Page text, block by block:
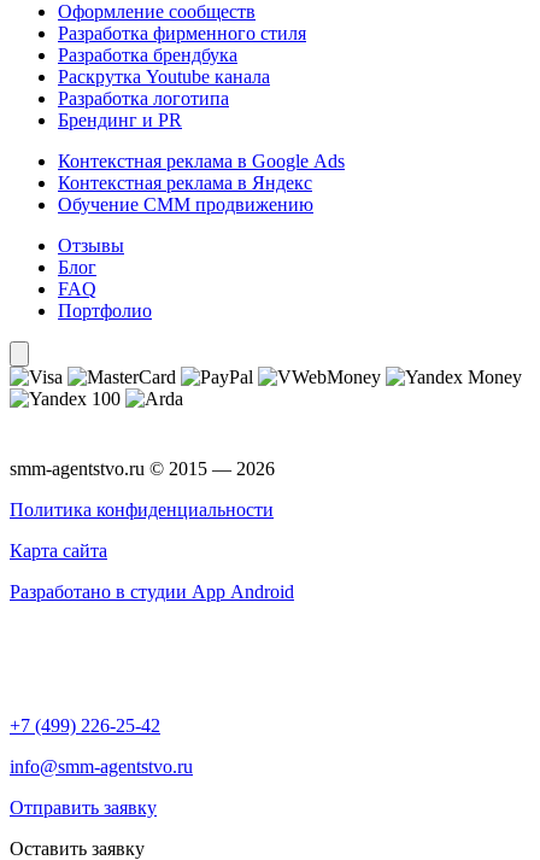
Оформление сообществ
Разработка фирменного стиля
Разработка брендбука
Раскрутка Youtube канала
Разработка логотипа
Брендинг и PR
Контекстная реклама в Google Ads
Контекстная реклама в Яндекс
Обучение СММ продвижению
Отзывы
Блог
FAQ
Портфолио
smm-agentstvo.ru © 2015 — 2026
Политика конфиденциальности
Карта сайта
Разработано в студии App Android
+7 (499) 226-25-42
info@smm-agentstvo.ru
Отправить заявку
Оставить заявку